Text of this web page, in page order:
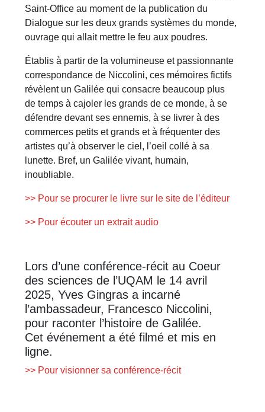
Saint-Office au moment de la publication du
Dialogue sur les deux grands systèmes du monde,
ouvrage qui allait mettre le feu aux poudres.
Établis à partir de la volumineuse et passionnante
correspondance de Niccolini, ces mémoires fictifs
révèlent un Galilée qui consacre beaucoup plus
de temps à cajoler les grands de ce monde, à se
défendre devant ses ennemis, à se livrer à des
commerces petits et grands et à fréquenter des
artistes qu’à observer le ciel, l’oeil collé à sa
lunette. Bref, un Galilée vivant, humain,
inoubliable.
>> Pour se procurer le livre sur le site de l’éditeur
>> Pour écouter un extrait audio
Lors d’une conférence-récit au Coeur
des sciences de l’UQAM le 14 avril
2025, Yves Gingras a incarné
l’ambassadeur, Francesco Niccolini,
pour raconter l’histoire de Galilée.
Cet événement a été filmé et mis en
ligne.
>> Pour visionner sa conférence-récit